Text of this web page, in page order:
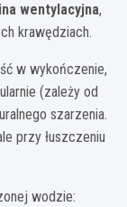
wentylacyjna,
krawędziach.
w wykończenie,
(zależy od
szarzenia.
przy łuszczeniu
wodzie: